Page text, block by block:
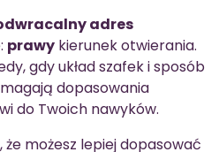
adres
prawy kierunek otwierania.
gdy układ szafek i sposób
dopasowania
do Twoich nawyków.
możesz lepiej dopasować